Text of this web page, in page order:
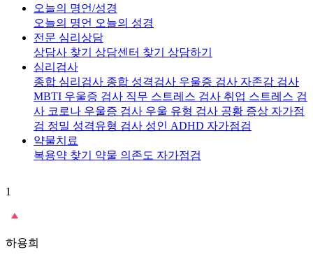
오늘의 명언/성경
오늘의 명언 오늘의 성경
전문 심리상담
상담사 찾기 상담센터 찾기 상담하기
심리검사
종합 심리검사 종합 성격검사 우울증 검사 자존감 검사
MBTI 우울증 검사 직무 스트레스 검사 취업 스트레스 검
사 코로나 우울증 검사 우울 유형 검사 공황 증상 자가점
검 정밀 성격유형 검사 성인 ADHD 자가점검
약물치료
복용약 찾기 약물 의존도 자가점검
1
하용희